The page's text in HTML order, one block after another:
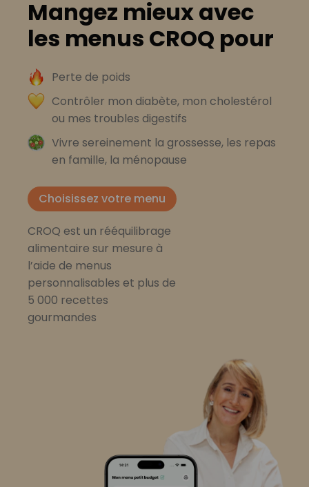
Mangez mieux avec
les menus CROQ pour
Perte de poids
Contrôler mon diabète, mon cholestérol
ou mes troubles digestifs
Vivre sereinement la grossesse, les repas
en famille, la ménopause
Choisissez votre menu
CROQ est un rééquilibrage
alimentaire sur mesure à
l’aide de menus
personnalisables et plus de
5 000 recettes
gourmandes